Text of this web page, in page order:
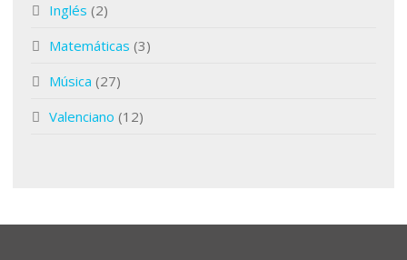
Inglés (2)
Matemáticas (3)
Música (27)
Valenciano (12)